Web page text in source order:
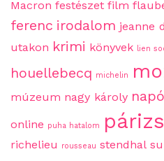
Macron festészet film
ferenc irodalom jeanne
utakon krimi könyvek lien
houellebecq michelin
múzeum nagy károly
online puha hatalom párizs
richelieu
rousseau stendhal